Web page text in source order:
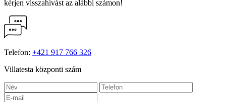
kérjen visszahívást az alábbi számon!
Telefon: +421 917 766 326
Villatesta központi szám